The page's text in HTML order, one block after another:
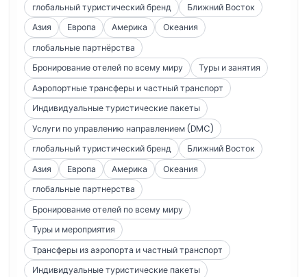
глобальный туристический бренд
Ближний Восток
Азия
Европа Америка
Океания
глобальные партнёрства
Бронирование отелей по всему миру
Туры и занятия
Аэропортные трансферы и частный транспорт
Индивидуальные туристические пакеты
Услуги по управлению направлением (DMC)
глобальный туристический бренд
Ближний Восток
Азия
Европа Америка
Океания
глобальные партнерства
Бронирование отелей по всему миру
Туры и мероприятия
Трансферы из аэропорта и частный транспорт
Индивидуальные туристические пакеты